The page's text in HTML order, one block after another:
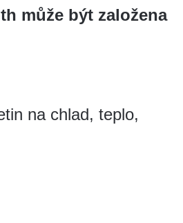
může být založena
na chlad, teplo,